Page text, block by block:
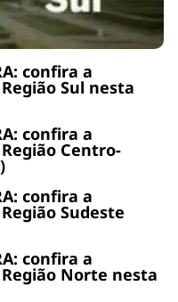
confira a
Sul nesta
confira a
Centro-
confira a
Sudeste
confira a
Norte nesta